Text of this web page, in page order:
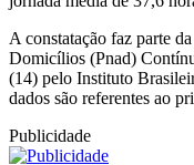
A constatação faz parte
Domicílios (Pnad)
(14) pelo Instituto
dados são referentes ao
Publicidade